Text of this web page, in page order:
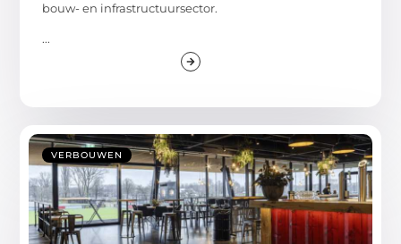
bouw- en infrastructuursector.
...
VERBOUWEN